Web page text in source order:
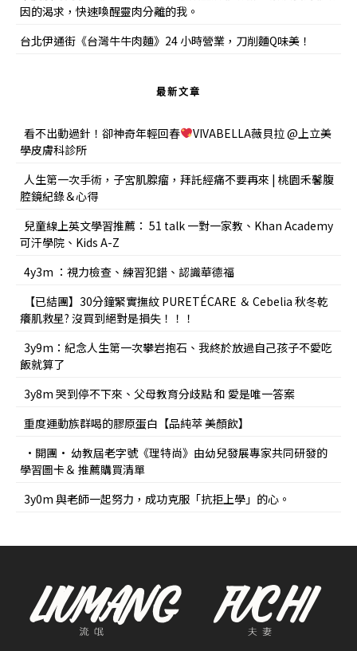
因的渴求，快速喚醒靈肉分離的我。
台北伊通街《台灣牛牛肉麵》24 小時營業，刀削麵Q味美！
最新文章
看不出動過針！卻神奇年輕回春
VIVABELLA薇貝拉 @上立美
學皮膚科診所
人生第一次手術，子宮肌腺瘤，拜託經痛不要再來 | 桃園禾馨腹
腔鏡紀錄＆心得
兒童線上英文學習推薦： 51 talk 一對一家教、Khan Academy
可汗學院、Kids A-Z
4y3m ：視力檢查、練習犯錯、認識華德福
【已結團】30分鐘緊實撫紋 PURETÉCARE ＆ Cebelia 秋冬乾
癢肌救星? 沒買到絕對是損失！！！
3y9m：紀念人生第一次攀岩抱石、我終於放過自己孩子不愛吃
飯就算了
3y8m 哭到停不下來、父母教育分歧點 和 愛是唯一答案
重度運動族群喝的膠原蛋白【品純萃 美顏飲】
•開團• 幼教屆老字號《理特尚》由幼兒發展專家共同研發的
學習圖卡＆ 推薦購買清單
3y0m 與老師一起努力，成功克服「抗拒上學」的心。